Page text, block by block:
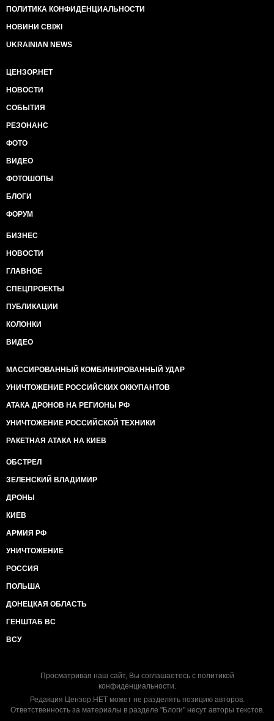
ПОЛИТИКА КОНФИДЕНЦИАЛЬНОСТИ
НОВИНИ СВІЖІ
UKRAINIAN NEWS
ЦЕНЗОР.НЕТ
НОВОСТИ
СОБЫТИЯ
РЕЗОНАНС
ФОТО
ВИДЕО
ФОТОШОПЫ
БЛОГИ
ФОРУМ
БИЗНЕС
НОВОСТИ
ГЛАВНОЕ
СПЕЦПРОЕКТЫ
ПУБЛИКАЦИИ
КОЛОНКИ
ВИДЕО
МАССИРОВАННЫЙ КОМБИНИРОВАННЫЙ УДАР
УНИЧТОЖЕНИЕ РОССИЙСКИХ ОККУПАНТОВ
АТАКА ДРОНОВ НА РЕГИОНЫ РФ
УНИЧТОЖЕНИЕ РОССИЙСКОЙ ТЕХНИКИ
РАКЕТНАЯ АТАКА НА КИЕВ
ОБСТРЕЛ
ЗЕЛЕНСКИЙ ВЛАДИМИР
ДРОНЫ
КИЕВ
АРМИЯ РФ
УНИЧТОЖЕНИЕ
РОССИЯ
ПОЛЬША
ДОНЕЦКАЯ ОБЛАСТЬ
ГЕНШТАБ ВС
ВСУ
Просматривая наш сайт, Вы соглашаетесь с политикой
конфиденциальности.
Редакция Цензор.НЕТ может не разделять позицию авторов.
Ответственность за материалы в разделе "Блоги" несут авторы текстов.